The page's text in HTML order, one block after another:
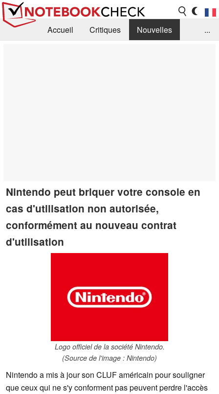
Accueil Critiques
Nouvelles
...
Nintendo peut briquer votre console en
cas d'utilisation non autorisée,
conformément au nouveau contrat
d'utilisation
Logo officiel de la société Nintendo.
(Source de l'image : Nintendo)
Nintendo a mis à jour son CLUF américain pour souligner
que ceux qui ne s'y conforment pas peuvent perdre l'accès